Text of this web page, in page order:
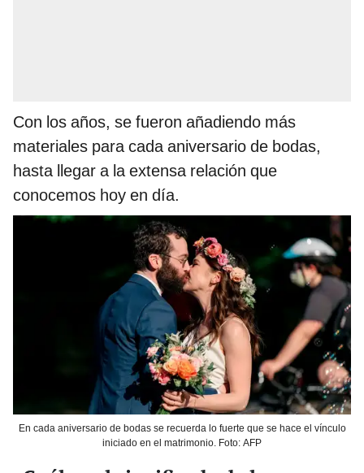
Con los años, se fueron añadiendo más
materiales para cada aniversario de bodas,
hasta llegar a la extensa relación que
conocemos hoy en día.
En cada aniversario de bodas se recuerda lo fuerte que se hace el vínculo
iniciado en el matrimonio. Foto: AFP